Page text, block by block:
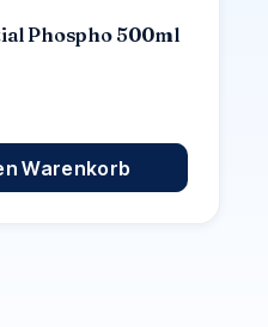
Phospho 500ml
Warenkorb